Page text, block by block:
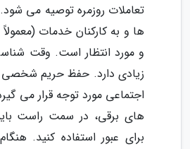
تعاملات روزمره توصیه می شود.
و مورد انتظار است. وقت
زیادی دارد. حفظ حریم شخصی
اجتماعی مورد توجه قرار می
های برقی، در سمت راست
برای عبور استفاده کنید.